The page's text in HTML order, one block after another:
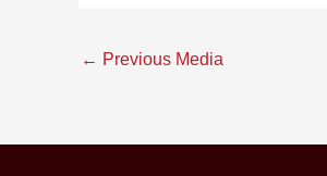
← Previous Media